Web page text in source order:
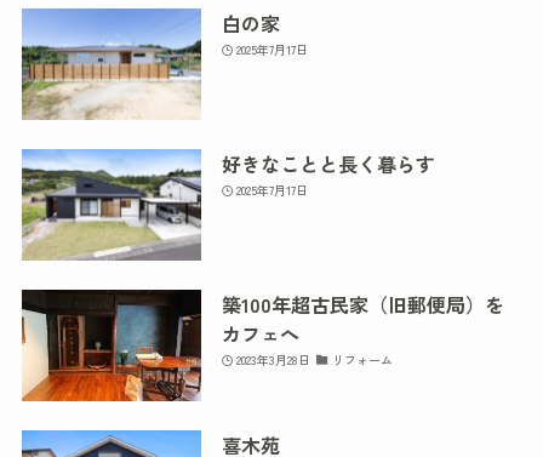
白の家
2025年7月17日
好きなことと長く暮らす
2025年7月17日
築100年超古民家（旧郵便局）を
カフェへ
2023年3月28日 リフォーム
喜木苑